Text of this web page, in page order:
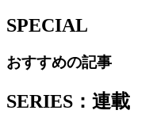
SPECIAL
おすすめの記事
SERIES：連載